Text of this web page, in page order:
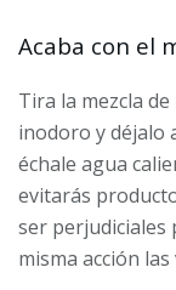
Acaba con el
Tira la mezcla
inodoro y déjalo
échale agua
evitarás
ser perjudiciales
misma acción